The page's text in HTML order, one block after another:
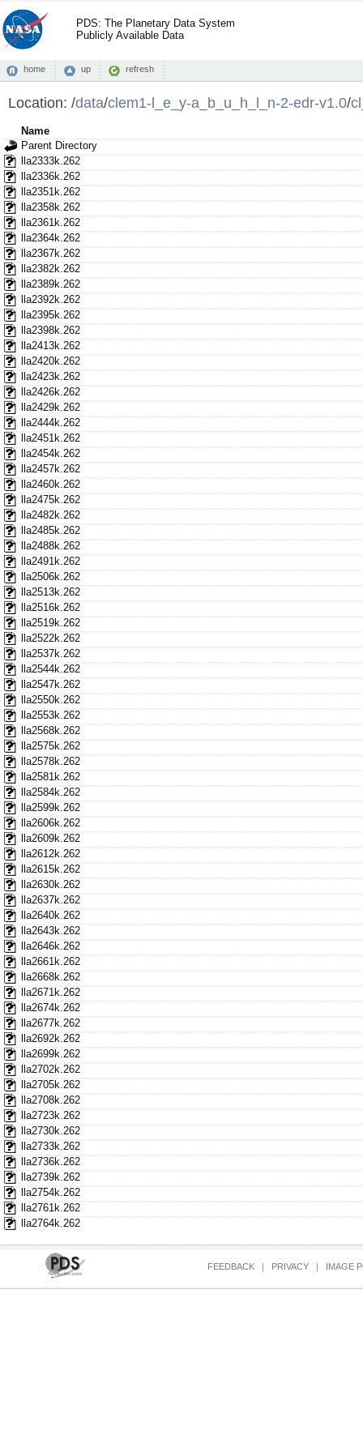
PDS: The Planetary Data System
Publicly Available Data
home up refresh
Location: /data/clem1-l_e_y-a_b_u_h_l_n-2-edr-v1.0/
Name
Parent Directory
lla2333k.262
lla2336k.262
lla2351k.262
lla2358k.262
lla2361k.262
lla2364k.262
lla2367k.262
lla2382k.262
lla2389k.262
lla2392k.262
lla2395k.262
lla2398k.262
lla2413k.262
lla2420k.262
lla2423k.262
lla2426k.262
lla2429k.262
lla2444k.262
lla2451k.262
lla2454k.262
lla2457k.262
lla2460k.262
lla2475k.262
lla2482k.262
lla2485k.262
lla2488k.262
lla2491k.262
lla2506k.262
lla2513k.262
lla2516k.262
lla2519k.262
lla2522k.262
lla2537k.262
lla2544k.262
lla2547k.262
lla2550k.262
lla2553k.262
lla2568k.262
lla2575k.262
lla2578k.262
lla2581k.262
lla2584k.262
lla2599k.262
lla2606k.262
lla2609k.262
lla2612k.262
lla2615k.262
lla2630k.262
lla2637k.262
lla2640k.262
lla2643k.262
lla2646k.262
lla2661k.262
lla2668k.262
lla2671k.262
lla2674k.262
lla2677k.262
lla2692k.262
lla2699k.262
lla2702k.262
lla2705k.262
lla2708k.262
lla2723k.262
lla2730k.262
lla2733k.262
lla2736k.262
lla2739k.262
lla2754k.262
lla2761k.262
lla2764k.262
FEEDBACK | PRIVACY | IMAGE